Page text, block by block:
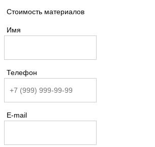
Стоимость материалов
Имя
Телефон
E-mail